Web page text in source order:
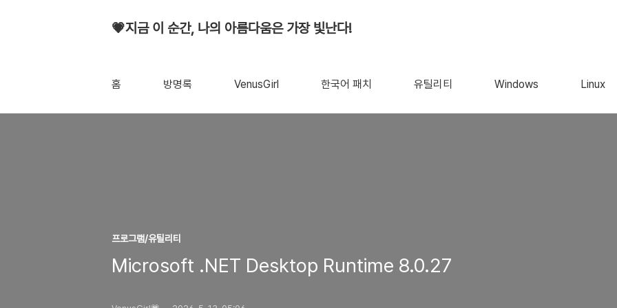
💗지금 이 순간, 나의 아름다움은 가장 빛난다!
홈 방명록 VenusGirl 한국어 패치 유틸리티 Windows Linux
프로그램/유틸리티
Microsoft .NET Desktop Runtime 8.0.27